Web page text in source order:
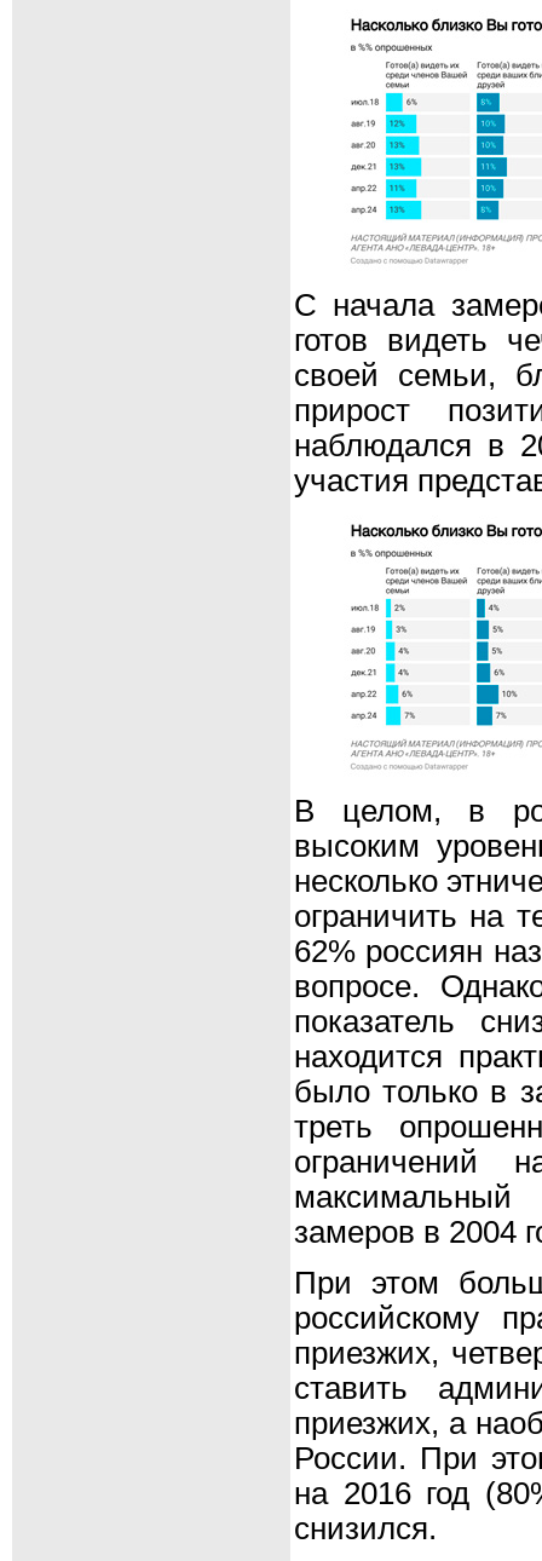
С начала
готов видеть
своей семьи,
прирост
наблюдался в
участия
В целом, в
высоким
несколько
ограничить на
62% россиян
вопросе.
показатель
находится
было только в
треть
ограничений
максимальный
замеров в 2004
При этом
российскому
приезжих,
ставить
приезжих, а
России. При
на 2016 год
снизился.